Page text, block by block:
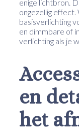
enige lichtbron.
ongezellig effect.
basisverlichting
en dimmbare of
verlichting als je
en
het